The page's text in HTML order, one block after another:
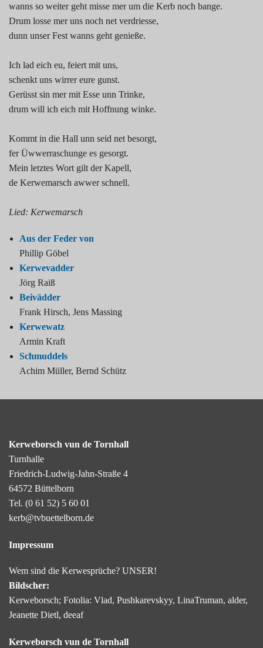
wanns so weiter geht misse mer um die Kerb noch bange.
Drum losse mer uns noch net verdriesse,
dunn unser Fest wanns geht genieße.
Ich lad eich eu, feiert mit uns,
schenkt uns wirrer eure gunst.
Gerüsst sin mer mit Esse unn Trinke,
drum will ich eich mit Hoffnung winke.
Kommt in die Hall unn seid net besorgt,
fer Üwwerraschunge es gesorgt.
Mein letztes Wort gilt der Kapell,
de Kerwemarsch awwer schnell.
Lied: Kerwemarsch
Aus der Feder von
Phillip Göbel
Kerwevadder
Jörg Raiß
Beivädder
Frank Hirsch, Jens Massing
Kerwewatz
Armin Kraft
Schmuddels
Achim Müller, Bernd Schütz
Kerweborsch vun de Tornhall
Turnhalle
Friedrich-Ludwig-Jahn-Straße 4
64572 Büttelborn
Tel. (0 61 52) 5 60 01
kerb@tvbuettelborn.de
Impressum
Wem sind die Kerwesprüche? UNSER!
Bildscher:
Kerweborsch; Fotolia: Vlad, Pushkarevskyy, LinaTruman, alder,
Jeanette Dietl, deeaf
Kerweborsch vun de Tornhall